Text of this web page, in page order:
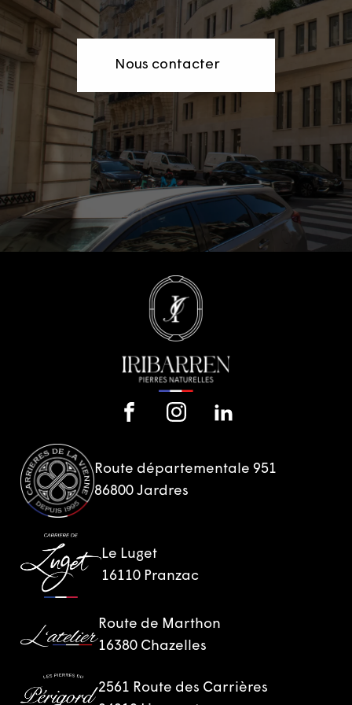
Nous contacter
Route départementale 951
86800 Jardres
Le Luget
16110 Pranzac
Route de Marthon
16380 Chazelles
2561 Route des Carrières